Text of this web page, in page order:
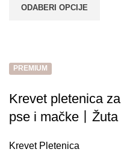
ODABERI OPCIJE
PREMIUM
Krevet pletenica za
pse i mačke丨Žuta
Krevet Pletenica